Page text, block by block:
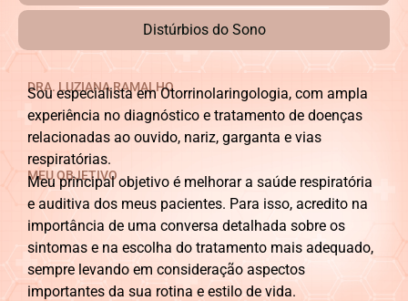
DRA. LUZIANA RAMALHO
Sou especialista em Otorrinolaringologia, com ampla
experiência no diagnóstico e tratamento de doenças
relacionadas ao ouvido, nariz, garganta e vias
respiratórias.
MEU OBJETIVO
Meu principal objetivo é melhorar a saúde respiratória
e auditiva dos meus pacientes. Para isso, acredito na
importância de uma conversa detalhada sobre os
sintomas e na escolha do tratamento mais adequado,
sempre levando em consideração aspectos
importantes da sua rotina e estilo de vida.
Distúrbios do Sono